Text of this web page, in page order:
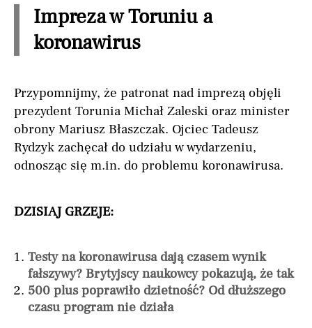
Impreza w Toruniu a
koronawirus
Przypomnijmy, że patronat nad imprezą objęli
prezydent Torunia Michał Zaleski oraz minister
obrony Mariusz Błaszczak. Ojciec Tadeusz
Rydzyk zachęcał do udziału w wydarzeniu,
odnosząc się m.in. do problemu koronawirusa.
DZISIAJ GRZEJE:
Testy na koronawirusa dają czasem wynik
fałszywy? Brytyjscy naukowcy pokazują, że tak
500 plus poprawiło dzietność? Od dłuższego
czasu program nie działa